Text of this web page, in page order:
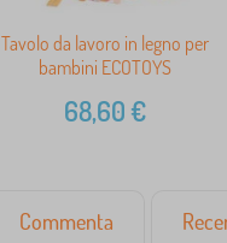
Tavolo da lavoro in legno per
bambini ECOTOYS
68,60€
Commenta